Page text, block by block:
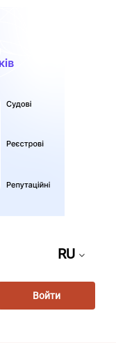
RU
Войти